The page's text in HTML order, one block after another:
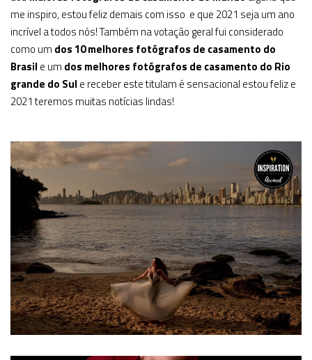
me inspiro, estou feliz demais com isso e que 2021 seja um ano
incrível a todos nós! Também na votação geral fui considerado
como um dos 10 melhores fotógrafos de casamento do
Brasil e um dos melhores fotógrafos de casamento do Rio
grande do Sul e receber este titulam é sensacional estou feliz e
2021 teremos muitas notícias lindas!